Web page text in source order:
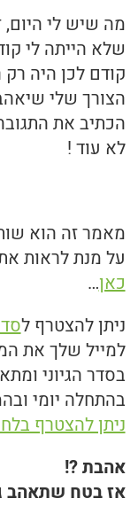
מה שיש לי היום,
שלא הייתה לי
קודם לכן היה רק
הצורך שלי
הכתיב את
לא עוד !
מאמר זה הוא
על מנת לראות
כאן…
ניתן להצטרף ל
למייל שלך את
בסדר הגיוני
בהתחלה יומי
ניתן להצטרף
אהבת ?!
אז בטח שתאהב